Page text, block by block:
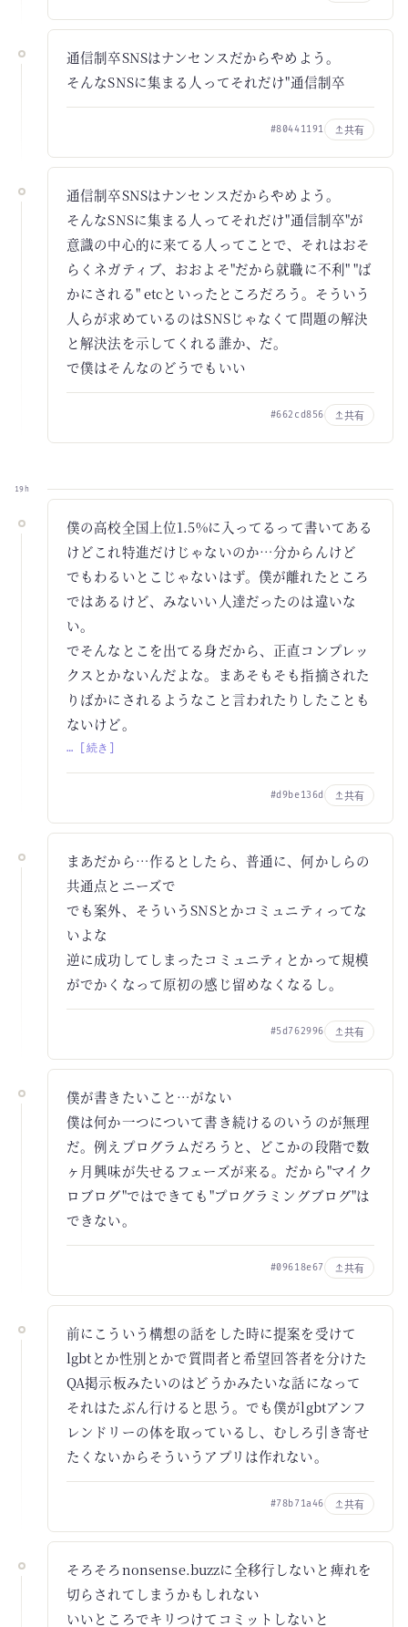
通信制卒SNSはナンセンスだからやめよう。
そんなSNSに集まる人ってそれだけ"通信制卒
#80441191 共有
通信制卒SNSはナンセンスだからやめよう。
そんなSNSに集まる人ってそれだけ"通信制卒"が
意識の中心的に来てる人ってことで、それはおそ
らくネガティブ、おおよそ"だから就職に不利" "ば
かにされる" etcといったところだろう。そういう
人らが求めているのはSNSじゃなくて問題の解決
と解決法を示してくれる誰か、だ。
で僕はそんなのどうでもいい
#662cd856 共有
19h
僕の高校全国上位1.5%に入ってるって書いてある
けどこれ特進だけじゃないのか…分からんけど
でもわるいとこじゃないはず。僕が離れたところ
ではあるけど、みないい人達だったのは違いな
い。
でそんなとこを出てる身だから、正直コンプレッ
クスとかないんだよな。まあそもそも指摘された
りばかにされるようなこと言われたりしたことも
ないけど。
… [続き]
#d9be136d 共有
まあだから…作るとしたら、普通に、何かしらの
共通点とニーズで
でも案外、そういうSNSとかコミュニティってな
いよな
逆に成功してしまったコミュニティとかって規模
がでかくなって原初の感じ留めなくなるし。
#5d762996 共有
僕が書きたいこと…がない
僕は何か一つについて書き続けるのいうのが無理
だ。例えプログラムだろうと、どこかの段階で数
ヶ月興味が失せるフェーズが来る。だから"マイク
ロブログ"ではできても"プログラミングブログ"は
できない。
#09618e67 共有
前にこういう構想の話をした時に提案を受けて
lgbtとか性別とかで質問者と希望回答者を分けた
QA掲示板みたいのはどうかみたいな話になって
それはたぶん行けると思う。でも僕がlgbtアンフ
レンドリーの体を取っているし、むしろ引き寄せ
たくないからそういうアプリは作れない。
#78b71a46 共有
そろそろnonsense.buzzに全移行しないと痺れを
切らされてしまうかもしれない
いいところでキリつけてコミットしないと